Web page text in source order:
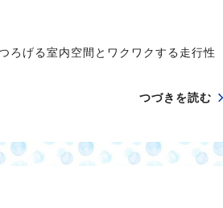
ろげる室内空間とワクワクする走行性
つづきを読む